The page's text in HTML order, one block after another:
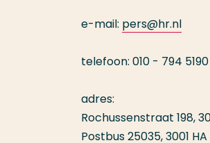
e-mail: pers@hr.nl
telefoon: 010 - 794 5190
adres:
Rochussenstraat 198,
Postbus 25035, 3001